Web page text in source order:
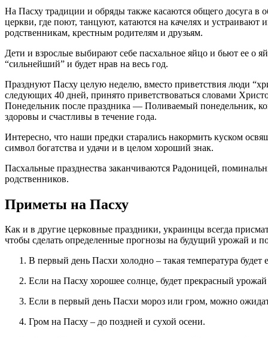
На Пасху традиции и обряды также касаются общего досуга в
церкви, где поют, танцуют, катаются на качелях и
родственникам, крестным родителям и друзьям.
Дети и взрослые выбирают себе пасхальное яйцо и бьют ее о
“сильнейший” и будет нрав на весь год.
Празднуют Пасху целую неделю, вместо приветствия люди
следующих 40 дней, принято приветствоваться словами
Понедельник после праздника — Поливаемый понедельник,
здоровы и счастливы в течение года.
Интересно, что наши предки старались накормить куском
символ богатства и удачи и в целом хороший знак.
Пасхальные празднества заканчиваются Радоницей,
родственников.
Приметы на Пасху
Как и в другие церковные праздники, украинцы всегда
чтобы сделать определенные прогнозы на будущий урожай и
В первый день Пасхи холодно – такая температура
Если на Пасху хорошее солнце, будет прекрасный
Если в первый день Пасхи мороз или гром, можно
Гром на Пасху – до поздней и сухой осени.